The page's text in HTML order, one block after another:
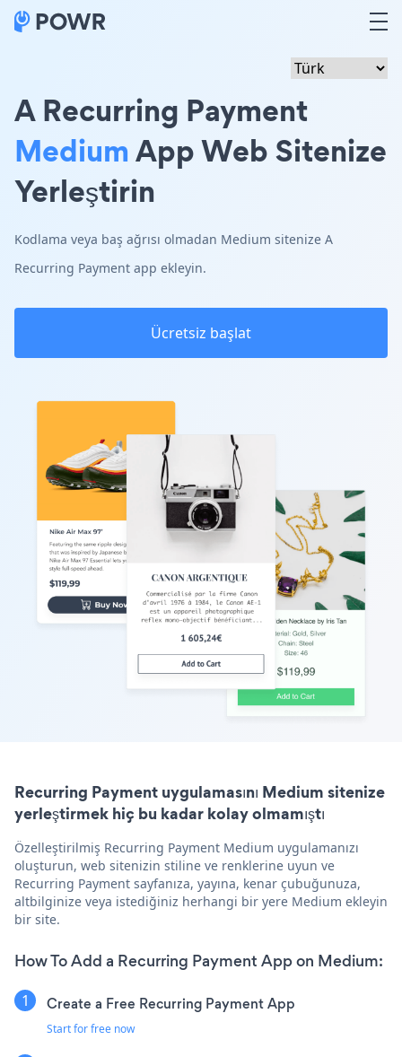
A Recurring Payment
MediumApp Web Sitenize
Yerleştirin
Kodlama veya baş ağrısı olmadan Medium sitenize A
Recurring Payment app ekleyin.
Ücretsiz başlat
Recurring Payment uygulamasını Medium sitenize
yerleştirmek hiç bu kadar kolay olmamıştı
Özelleştirilmiş Recurring Payment Medium uygulamanızı
oluşturun, web sitenizin stiline ve renklerine uyun ve
Recurring Payment sayfanıza, yayına, kenar çubuğunuza,
altbilginize veya istediğiniz herhangi bir yere Medium ekleyin
bir site.
How To Add a Recurring Payment App on Medium:
Create a Free Recurring Payment App
Start for free now